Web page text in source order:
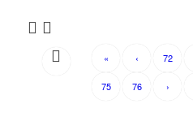
« ‹ 72
75 76 ›